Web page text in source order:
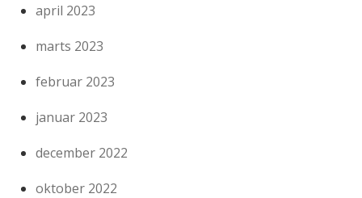
april 2023
marts 2023
februar 2023
januar 2023
december 2022
oktober 2022